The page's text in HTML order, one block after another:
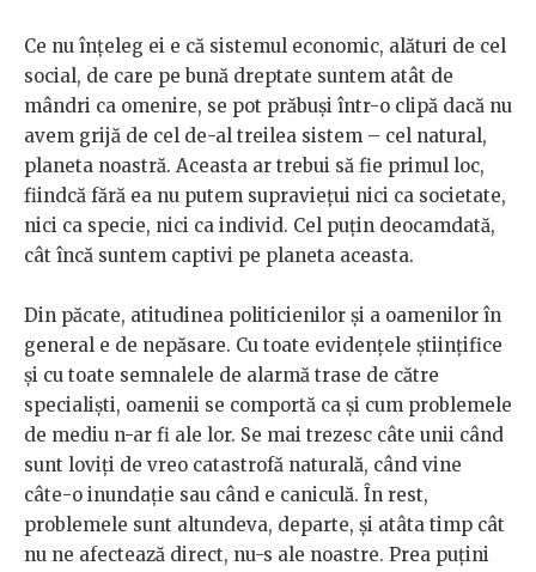
Ce nu înțeleg ei e că sistemul economic, alături de cel
social, de care pe bună dreptate suntem atât de
mândri ca omenire, se pot prăbuși într-o clipă dacă nu
avem grijă de cel de-al treilea sistem – cel natural,
planeta noastră. Aceasta ar trebui să fie primul loc,
fiindcă fără ea nu putem supraviețui nici ca societate,
nici ca specie, nici ca individ. Cel puțin deocamdată,
cât încă suntem captivi pe planeta aceasta.
Din păcate, atitudinea politicienilor și a oamenilor în
general e de nepăsare. Cu toate evidențele științifice
și cu toate semnalele de alarmă trase de către
specialiști, oamenii se comportă ca și cum problemele
de mediu n-ar fi ale lor. Se mai trezesc câte unii când
sunt loviți de vreo catastrofă naturală, când vine
câte-o inundație sau când e caniculă. În rest,
problemele sunt altundeva, departe, și atâta timp cât
nu ne afectează direct, nu-s ale noastre. Prea puțini